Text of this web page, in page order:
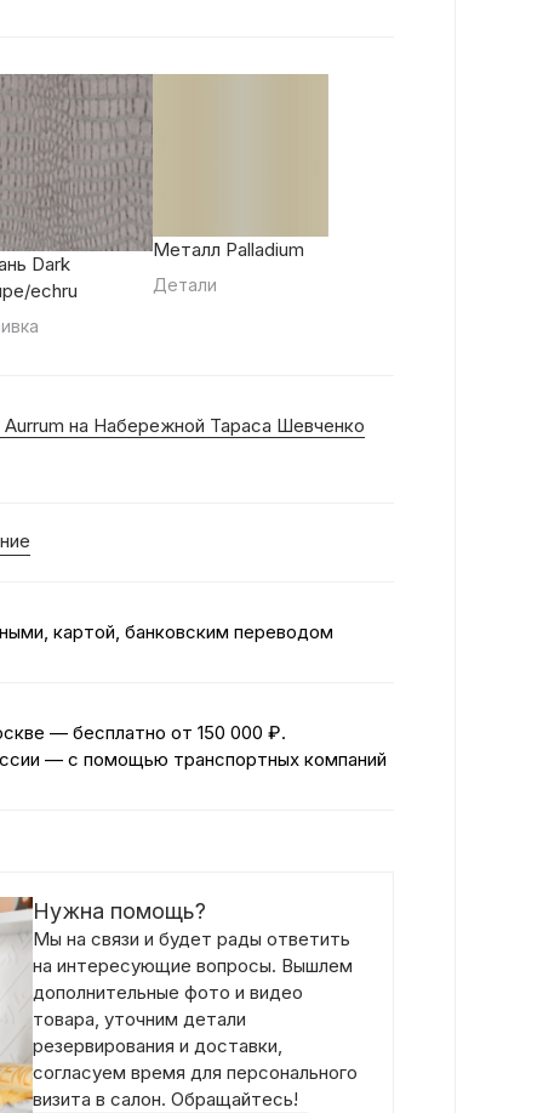
Dark
echru
Металл Palladium
Детали
Aurrum на Набережной Тараса Шевченко
картой, банковским переводом
— бесплатно от 150 000 ₽.
— с помощью транспортных компаний
Нужна помощь?
Мы на связи и будет рады ответить
на интересующие вопросы. Вышлем
дополнительные фото и видео
товара, уточним детали
резервирования и доставки,
согласуем время для персонального
визита в салон. Обращайтесь!